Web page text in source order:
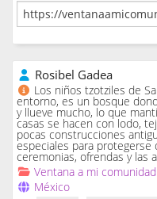
Rosibel Gadea
Los niños tzotziles de
entorno, es un bosque
y llueve mucho, lo que
casas se hacen con lodo,
pocas construcciones
especiales para protegerse
ceremonias, ofrendas y las
Ventana a mi comunidad
México